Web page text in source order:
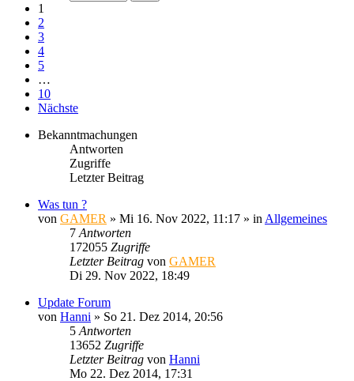
1
2
3
4
5
…
10
Nächste
Bekanntmachungen
Antworten
Zugriffe
Letzter Beitrag
Was tun ?
von GAMER » Mi 16. Nov 2022, 11:17 » in Allgemeines
7 Antworten
172055 Zugriffe
Letzter Beitrag von GAMER
Di 29. Nov 2022, 18:49
Update Forum
von Hanni » So 21. Dez 2014, 20:56
5 Antworten
13652 Zugriffe
Letzter Beitrag von Hanni
Mo 22. Dez 2014, 17:31